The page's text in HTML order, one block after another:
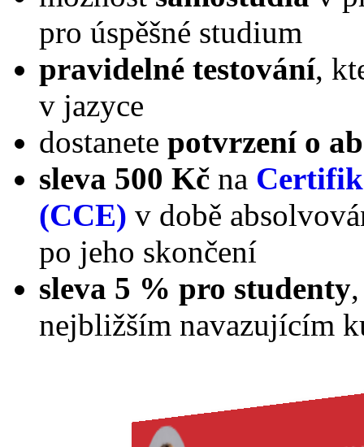
pro úspěšné studium
pravidelné testování,
v jazyce
dostanete potvrzení o
sleva 500 Kč na
(CCE) v době
po jeho skončení
sleva 5 % pro studenty
nejbližším navazujícím